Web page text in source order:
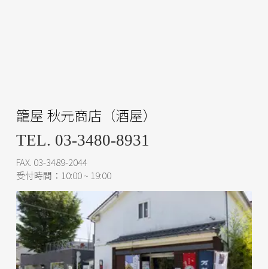
籠屋 秋元商店（酒屋）
TEL. 03-3480-8931
FAX. 03-3489-2044
受付時間：10:00 ~ 19:00